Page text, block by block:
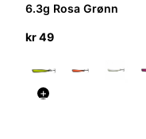
6.3g Rosa Grønn
kr49
+